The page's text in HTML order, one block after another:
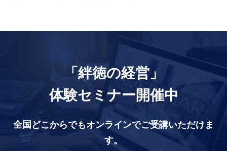
「絆徳の経営」
体験セミナー開催中
全国どこからでもオンラインでご受講いただけま
す。